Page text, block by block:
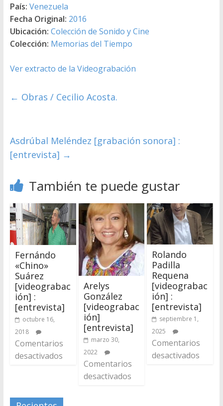
País: Venezuela
Fecha Original: 2016
Ubicación: Colección de Sonido y Cine
Colección: Memorias del Tiempo
Ver extracto de la Videograbación
← Obras / Cecilio Acosta.
Asdrúbal Meléndez [grabación sonora] :
[entrevista] →
También te puede gustar
Fernándo
«Chino»
Suárez
[videograbac
ión] :
[entrevista]
octubre 16,
2018
Comentarios
desactivados
Arelys
González
[videograbac
ión]
[entrevista]
marzo 30,
2022
Comentarios
desactivados
Rolando
Padilla
Requena
[videograbac
ión] :
[entrevista]
septiembre 1,
2025
Comentarios
desactivados